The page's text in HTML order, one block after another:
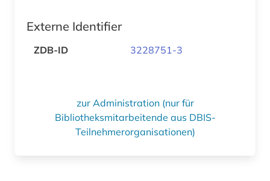
Externe Identifier
ZDB-ID 3228751-3
zur Administration (nur für
Bibliotheksmitarbeitende aus DBIS-
Teilnehmerorganisationen)